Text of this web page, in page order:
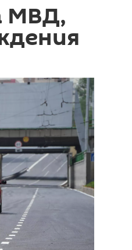
МВД,